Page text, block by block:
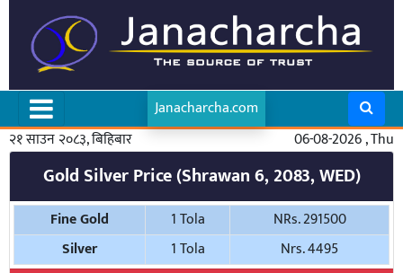
Janacharcha.com
२१ साउन २०८३, बिहिबार
06-08-2026 , Thu
Gold Silver Price (Shrawan 6, 2083, WED)
Fine Gold 1 Tola
NRs. 291500
Silver
1 Tola
Nrs. 4495